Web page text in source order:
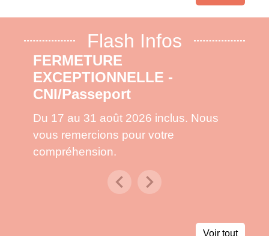
Flash Infos
FERMETURE
EXCEPTIONNELLE -
CNI/Passeport
Du 17 au 31 août 2026 inclus. Nous
vous remercions pour votre
compréhension.
chevron_leftPrevious
chevron_right
Next
Voir tout